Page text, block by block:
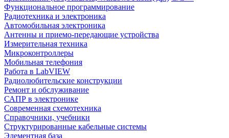
Функциональное программирование
Радиотехника и электроника
Автомобильная электроника
Антенны и приемо-передающие устройства
Измерительная техника
Микроконтроллеры
Мобильная телефония
Работа в LabVIEW
Радиолюбительские конструкции
Ремонт и обслуживание
САПР в электронике
Современная схемотехника
Справочники, учебники
Структурированные кабельные системы
Элементная база